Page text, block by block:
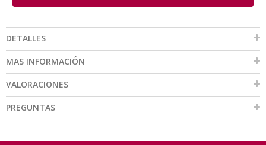
DETALLES
MAS INFORMACIÓN
VALORACIONES
PREGUNTAS